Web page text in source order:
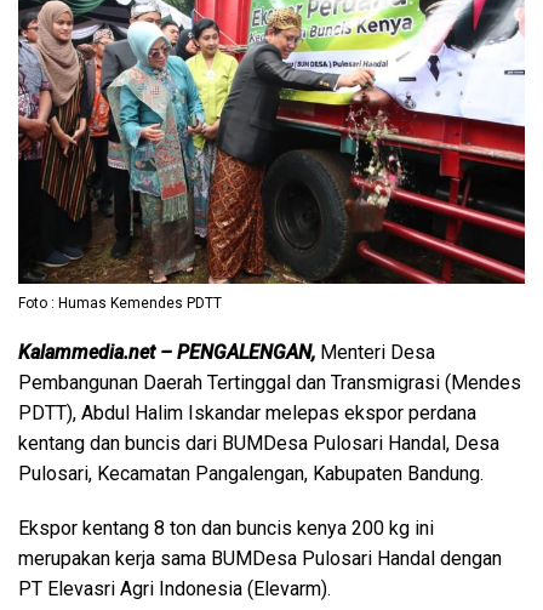
Foto : Humas Kemendes PDTT
Kalammedia.net – PENGALENGAN, Menteri Desa
Pembangunan Daerah Tertinggal dan Transmigrasi (Mendes
PDTT), Abdul Halim Iskandar melepas ekspor perdana
kentang dan buncis dari BUMDesa Pulosari Handal, Desa
Pulosari, Kecamatan Pangalengan, Kabupaten Bandung.
Ekspor kentang 8 ton dan buncis kenya 200 kg ini
merupakan kerja sama BUMDesa Pulosari Handal dengan
PT Elevasri Agri Indonesia (Elevarm).